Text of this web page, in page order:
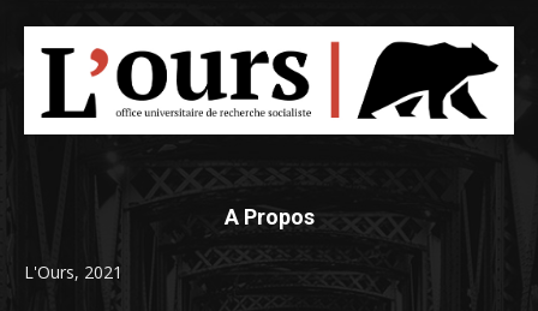
A Propos
L'Ours, 2021